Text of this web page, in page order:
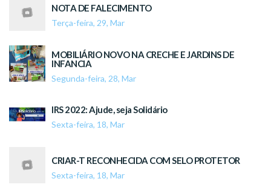
NOTA DE FALECIMENTO
Terça-feira, 29, Mar
MOBILIÁRIO NOVO NA CRECHE E JARDINS DE
INFANCIA
Segunda-feira, 28, Mar
IRS 2022: Ajude, seja Solidário
Sexta-feira, 18, Mar
CRIAR-T RECONHECIDA COM SELO PROTETOR
Sexta-feira, 18, Mar